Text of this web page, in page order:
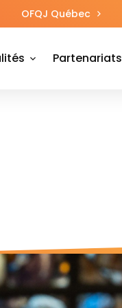
OFQJ Québec
Partenariats